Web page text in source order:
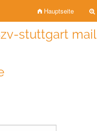
Hauptseite
stuttgart